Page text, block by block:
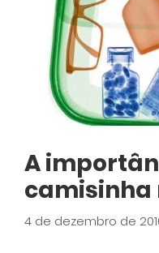
A
camisinha
4 de dezembro de